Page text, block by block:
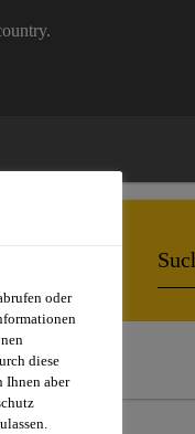
oder
diese
Ihnen aber